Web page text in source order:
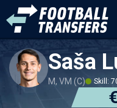
Saša
M, VM (C) Skill: